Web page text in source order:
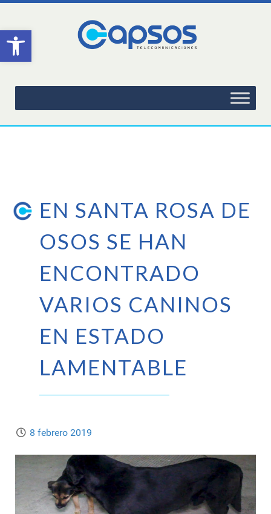
Abrir barra de herramientas
EN SANTA ROSA DE
OSOS SE HAN
ENCONTRADO
VARIOS CANINOS
EN ESTADO
LAMENTABLE
8 febrero 2019